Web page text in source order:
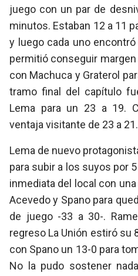
juego con un par de
minutos. Estaban 12 a 11
y luego cada uno
permitió conseguir margen
con Machuca y Graterol
tramo final del capítulo
Lema para un 23 a 19.
ventaja visitante de 23 a 21.
Lema de nuevo
para subir a los suyos por
inmediata del local con
Acevedo y Spano para
de juego -33 a 30-.
regreso La Unión estiró su
con Spano un 13-0 para
No la pudo sostener